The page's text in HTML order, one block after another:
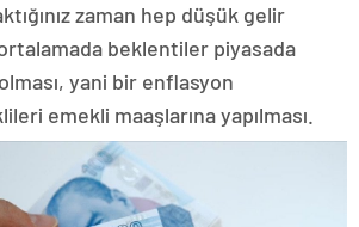
zaman hep düşük gelir
beklentiler piyasada
yani bir enflasyon
emekli maaşlarına yapılması.